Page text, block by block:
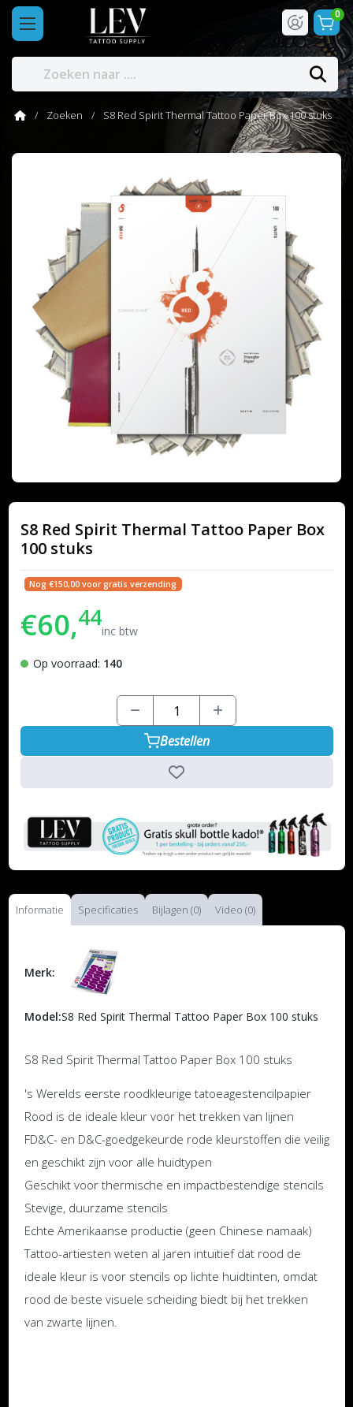
0
Zoeken S8 Red Spirit Thermal Tattoo Paper Box 100 stuks
S8 Red Spirit Thermal Tattoo Paper Box
100 stuks
Nog €150,00 voor gratis verzending
€60,44inc btw
Op voorraad: 140
Bestellen
Informatie Specificaties Bijlagen (0) Video (0)
Merk:
Model:S8 Red Spirit Thermal Tattoo Paper Box 100 stuks
S8 Red Spirit Thermal Tattoo Paper Box 100 stuks
's Werelds eerste roodkleurige tatoeagestencilpapier
Rood is de ideale kleur voor het trekken van lijnen
FD&C- en D&C-goedgekeurde rode kleurstoffen die veilig
en geschikt zijn voor alle huidtypen
Geschikt voor thermische en impactbestendige stencils
Stevige, duurzame stencils
Echte Amerikaanse productie (geen Chinese namaak)
Tattoo-artiesten weten al jaren intuïtief dat rood de
ideale kleur is voor stencils op lichte huidtinten, omdat
rood de beste visuele scheiding biedt bij het trekken
van zwarte lijnen.